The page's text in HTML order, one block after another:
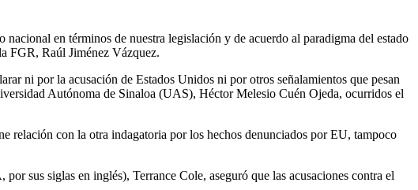
en términos de nuestra legislación y de acuerdo al paradigma del estado
FGR, Raúl Jiménez Vázquez.
ni por la acusación de Estados Unidos ni por otros señalamientos que pesan
Autónoma de Sinaloa (UAS), Héctor Melesio Cuén Ojeda, ocurridos el
relación con la otra indagatoria por los hechos denunciados por EU, tampoco
sus siglas en inglés), Terrance Cole, aseguró que las acusaciones contra el